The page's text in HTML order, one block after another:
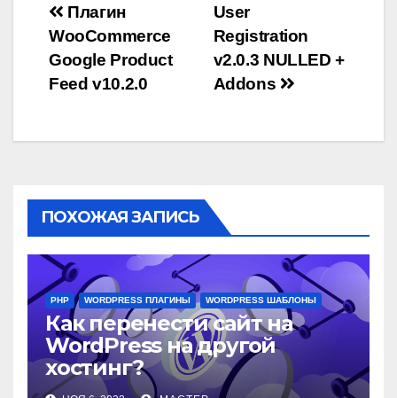
Навигация
по
записям
User
Registration
v2.0.3 NULLED +
Addons
Плагин
WooCommerce
Google Product
Feed v10.2.0
ПОХОЖАЯ ЗАПИСЬ
PHP WORDPRESS ПЛАГИНЫ WORDPRESS ШАБЛОНЫ
Как перенести сайт на
WordPress на другой
хостинг?